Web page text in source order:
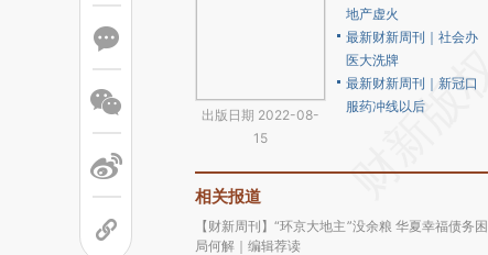
出版日期 2022-08-
15
地产虚火
最新财新周刊｜社会办
医大洗牌
最新财新周刊｜新冠口
服药冲线以后
相关报道
【财新周刊】“环京大地主”没余粮 华夏幸福债务困
局何解｜编辑荐读